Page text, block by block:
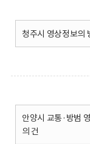
청주시 영상정보의
안양시 교통·방범
의 건